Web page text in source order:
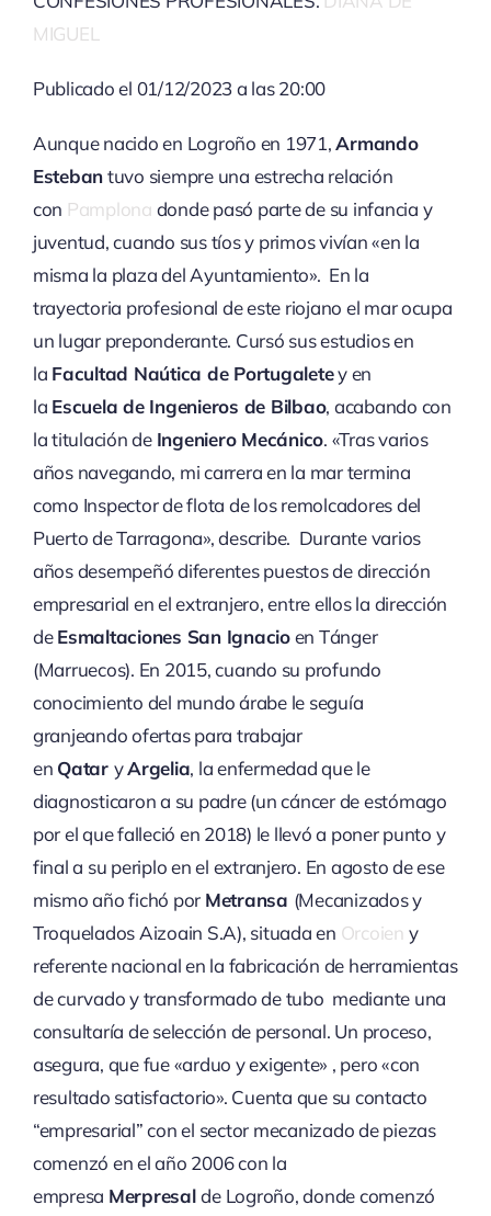
MIGUEL
Publicado el 01/12/2023 a las 20:00
Aunque nacido en Logroño en 1971,Armando
Estebantuvo siempre una estrecha relación
con Pamplona donde pasó parte de su infancia y
juventud, cuando sus tíos y primos vivían «en la
misma la plaza del Ayuntamiento». En la
trayectoria profesional de este riojano el mar ocupa
un lugar preponderante. Cursó sus estudios en
la Facultad Naútica de Portugaletey en
la Escuela de Ingenieros de Bilbao, acabando con
la titulación de Ingeniero Mecánico. «Tras varios
años navegando, mi carrera en la mar termina
como Inspector de flota de los remolcadores del
Puerto de Tarragona», describe. Durante varios
años desempeñó diferentes puestos de dirección
empresarial en el extranjero, entre ellos la dirección
deEsmaltaciones San Ignacioen Tánger
(Marruecos). En 2015, cuando su profundo
conocimiento del mundo árabe le seguía
granjeando ofertas para trabajar
en Qatar yArgelia, la enfermedad que le
diagnosticaron a su padre (un cáncer de estómago
por el que falleció en 2018) le llevó a poner punto y
final a su periplo en el extranjero. En agosto de ese
mismo año fichó por Metransa (Mecanizados y
Troquelados Aizoain S.A), situada en Orcoien y
referente nacional en la fabricación de herramientas
de curvado y transformado de tubo mediante una
consultaría de selección de personal. Un proceso,
asegura, que fue «arduo y exigente» , pero «con
resultado satisfactorio». Cuenta que su contacto
“empresarial” con el sector mecanizado de piezas
comenzó en el año 2006 con la
empresa Merpresalde Logroño, donde comenzó